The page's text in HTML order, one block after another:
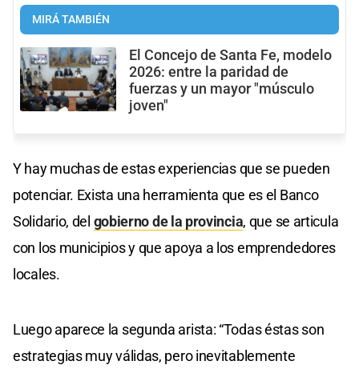
MIRÁ TAMBIÉN
El Concejo de Santa Fe, modelo
2026: entre la paridad de
fuerzas y un mayor "músculo
joven"
Y hay muchas de estas experiencias que se pueden
potenciar. Exista una herramienta que es el Banco
Solidario, del gobierno de la provincia, que se articula
con los municipios y que apoya a los emprendedores
locales.
Luego aparece la segunda arista: “Todas éstas son
estrategias muy válidas, pero inevitablemente